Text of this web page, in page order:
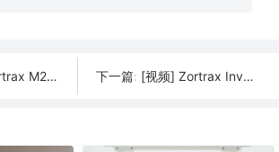
为长期可靠、连续运行而设计 下一篇: [视频] Zortrax Inventure FDM 3D打印机 适合您发明的紧凑型工具